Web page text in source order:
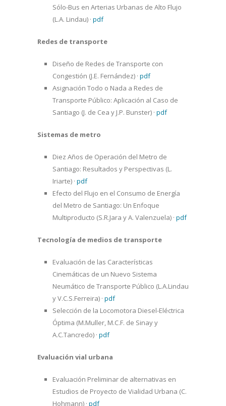
Sólo-Bus en Arterias Urbanas de Alto Flujo
(L.A. Lindau) · pdf
Redes de transporte
Diseño de Redes de Transporte con
Congestión (J.E. Fernández) · pdf
Asignación Todo o Nada a Redes de
Transporte Público: Aplicación al Caso de
Santiago (J. de Cea y J.P. Bunster) · pdf
Sistemas de metro
Diez Años de Operación del Metro de
Santiago: Resultados y Perspectivas (L.
Iriarte) · pdf
Efecto del Flujo en el Consumo de Energía
del Metro de Santiago: Un Enfoque
Multiproducto (S.R.Jara y A. Valenzuela) · pdf
Tecnología de medios de transporte
Evaluación de las Características
Cinemáticas de un Nuevo Sistema
Neumático de Transporte Público (L.A.Lindau
y V.C.S.Ferreira) · pdf
Selección de la Locomotora Diesel-Eléctrica
Óptima (M.Muller, M.C.F. de Sinay y
A.C.Tancredo) · pdf
Evaluación vial urbana
Evaluación Preliminar de alternativas en
Estudios de Proyecto de Vialidad Urbana (C.
Hohmann) · pdf